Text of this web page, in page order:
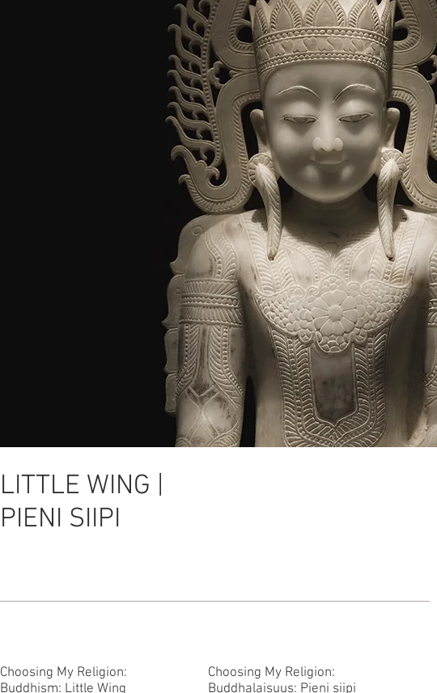
LITTLE WING |
PIENI SIIPI
Choosing My Religion:
Buddhism: Little Wing
Choosing My Religion:
Buddhalaisuus: Pieni siipi